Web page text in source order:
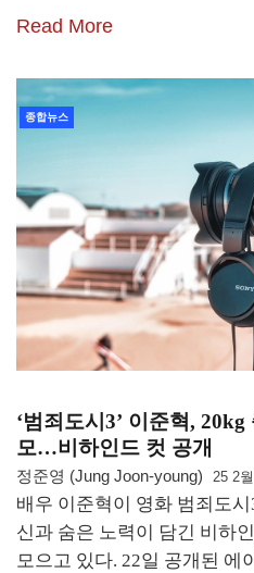
Read More
종합뉴스
‘범죄도시3’ 이준혁,
모…비하인드 컷 공개
정준영 (Jung Joon-young) 25 2
배우 이준혁이 영화 범죄도
신과 숨은 노력이 담긴 비하
모으고 있다. 22일 공개된 에